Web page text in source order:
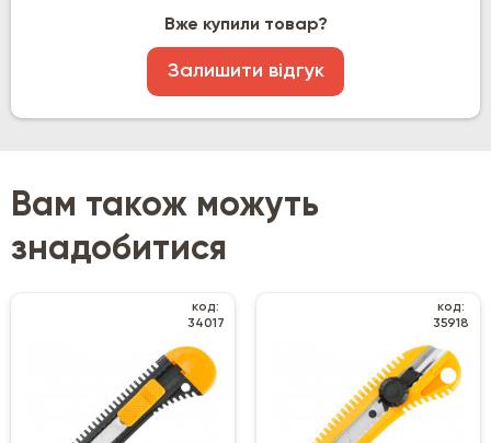
Вже купили товар?
Залишити відгук
Вам також можуть
знадобитися
код:
34017
код:
35918